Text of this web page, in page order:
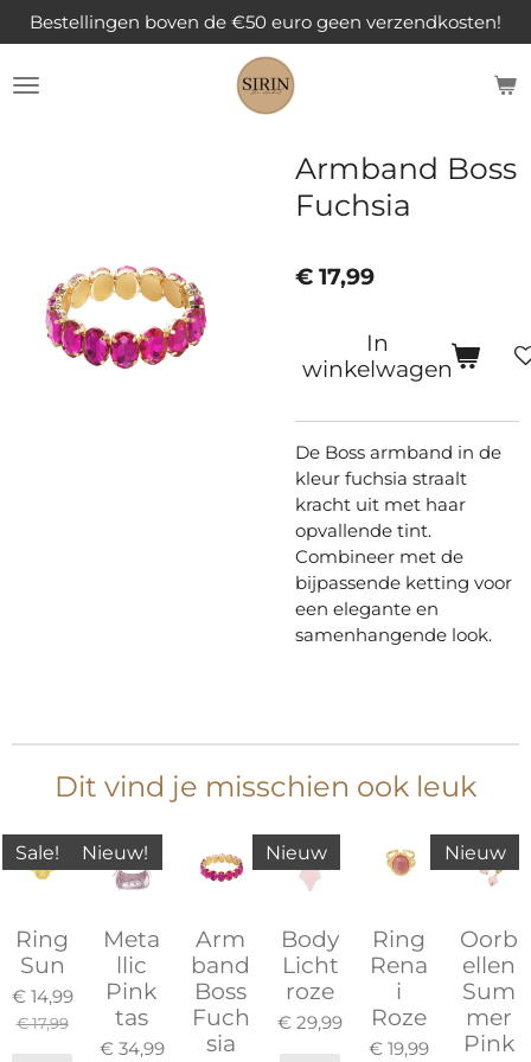
Ga
direct
naar
Bestellingen boven de €50 euro geen verzendkosten!
Armband Boss
Fuchsia
€ 17,99
In
winkelwagen
De Boss armband in de
kleur fuchsia straalt
kracht uit met haar
opvallende tint.
Combineer met de
bijpassende ketting voor
een elegante en
samenhangende look.
Dit vind je misschien ook leuk
Sale!
Ring
Sun
€ 14,99
€ 17,99
Nieuw!
Meta
llic
Pink
tas
€ 34,99
Arm
band
Boss
Fuch
sia
Nieuw
Body
Licht
roze
€ 29,99
Ring
Rena
i
Roze
€ 19,99
Nieuw
Oorb
ellen
Sum
mer
Pink